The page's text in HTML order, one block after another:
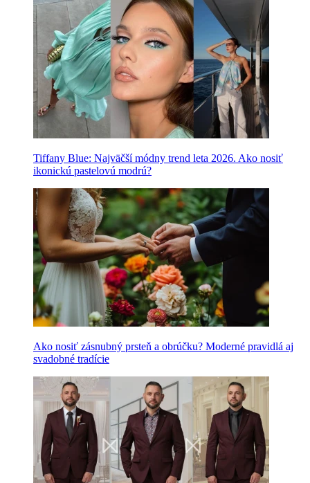
Tiffany Blue: Najväčší módny trend leta 2026. Ako nosiť
ikonickú pastelovú modrú?
Ako nosiť zásnubný prsteň a obrúčku? Moderné pravidlá aj
svadobné tradície